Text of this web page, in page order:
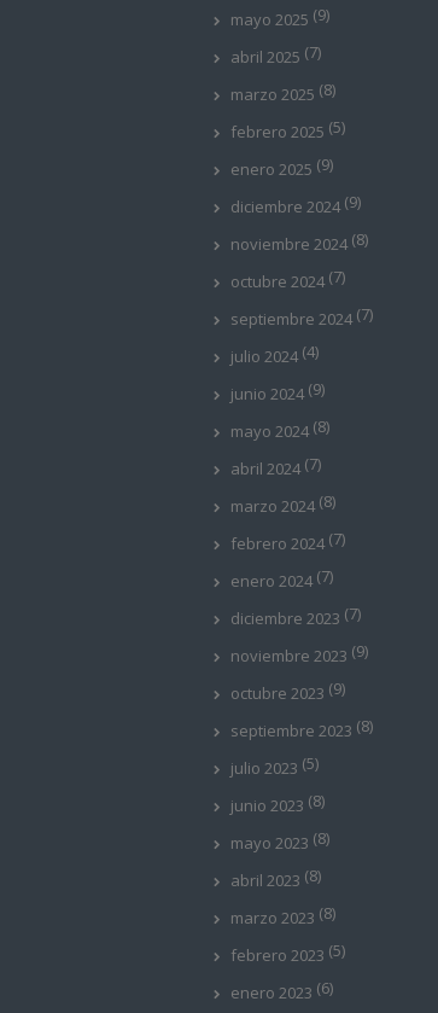
mayo 2025 (9)
abril 2025 (7)
marzo 2025 (8)
febrero 2025 (5)
enero 2025 (9)
diciembre 2024 (9)
noviembre 2024 (8)
octubre 2024 (7)
septiembre 2024 (7)
julio 2024 (4)
junio 2024 (9)
mayo 2024 (8)
abril 2024 (7)
marzo 2024 (8)
febrero 2024 (7)
enero 2024 (7)
diciembre 2023 (7)
noviembre 2023 (9)
octubre 2023 (9)
septiembre 2023 (8)
julio 2023 (5)
junio 2023 (8)
mayo 2023 (8)
abril 2023 (8)
marzo 2023 (8)
febrero 2023 (5)
enero 2023 (6)